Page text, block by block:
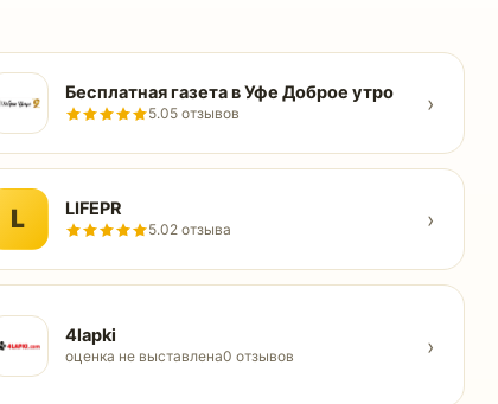
Бесплатная газета в Уфе Доброе утро
5.05 отзывов ›
L LIFEPR
5.02 отзыва ›
4lapki
оценка не выставлена0 отзывов ›